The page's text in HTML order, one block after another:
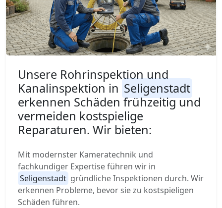
Unsere Rohrinspektion und
Kanalinspektion in Seligenstadt
erkennen Schäden frühzeitig und
vermeiden kostspielige
Reparaturen. Wir bieten:
Mit modernster Kameratechnik und
fachkundiger Expertise führen wir in
Seligenstadt gründliche Inspektionen durch. Wir
erkennen Probleme, bevor sie zu kostspieligen
Schäden führen.